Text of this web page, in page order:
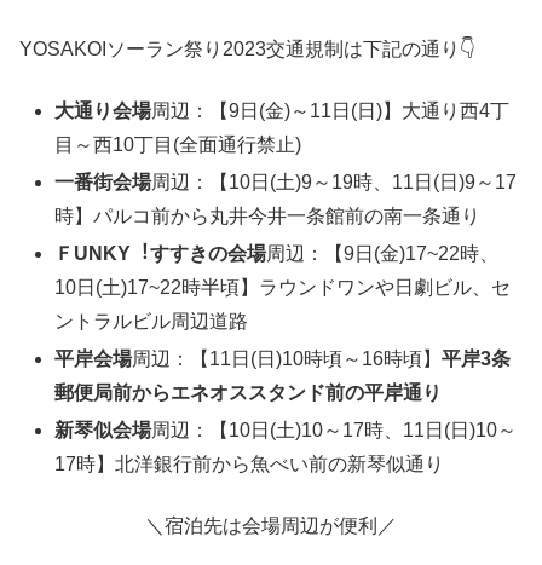
YOSAKOIソーラン祭り2023交通規制は下記の通り👇
大通り会場周辺：【9日(金)～11日(日)】大通り西4丁
目～西10丁目(全面通行禁止)
一番街会場周辺：【10日(土)9～19時、11日(日)9～17
時】パルコ前から丸井今井一条館前の南一条通り
ＦUNKY︕すすきの会場周辺：【9日(金)17~22時、
10日(土)17~22時半頃】ラウンドワンや日劇ビル、セ
ントラルビル周辺道路
平岸会場周辺：【11日(日)10時頃～16時頃】平岸3条
郵便局前からエネオススタンド前の平岸通り
新琴似会場周辺：【10日(土)10～17時、11日(日)10～
17時】北洋銀行前から魚べい前の新琴似通り
＼宿泊先は会場周辺が便利／